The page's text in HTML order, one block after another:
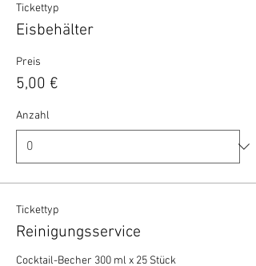
Tickettyp
Eisbehälter
Preis
5,00 €
Anzahl
Tickettyp
Reinigungsservice
Cocktail-Becher 300 ml x 25 Stück